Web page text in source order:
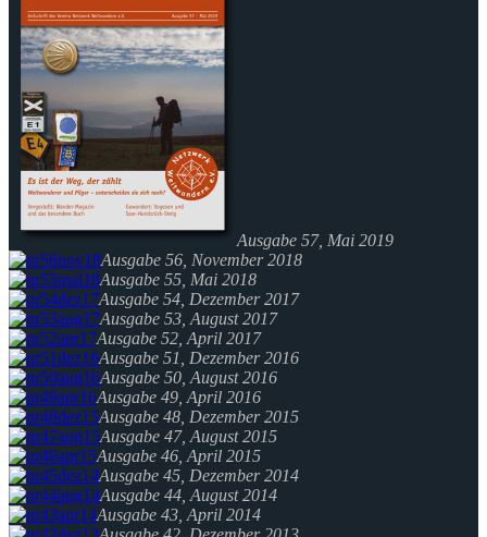
Ausgabe 57, Mai 2019
Ausgabe 56, November 2018
Ausgabe 55, Mai 2018
Ausgabe 54, Dezember 2017
Ausgabe 53, August 2017
Ausgabe 52, April 2017
Ausgabe 51, Dezember 2016
Ausgabe 50, August 2016
Ausgabe 49, April 2016
Ausgabe 48, Dezember 2015
Ausgabe 47, August 2015
Ausgabe 46, April 2015
Ausgabe 45, Dezember 2014
Ausgabe 44, August 2014
Ausgabe 43, April 2014